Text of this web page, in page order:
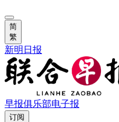
简
繁
新明日报
早报俱乐部电子报
订阅